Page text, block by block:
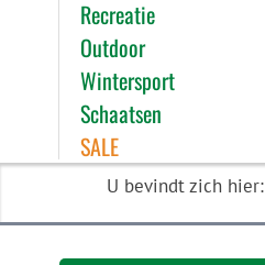
Recreatie
Outdoor
Wintersport
Schaatsen
SALE
U bevindt zich hier: